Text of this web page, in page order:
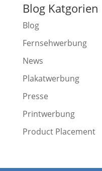
Blog Katgorien
Blog
Fernsehwerbung
News
Plakatwerbung
Presse
Printwerbung
Product Placement